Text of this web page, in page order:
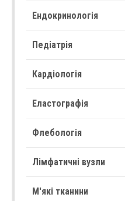
Ендокринологія
Педіатрія
Кардіологія
Еластографія
Флебологія
Лімфатичні вузли
М'які тканини